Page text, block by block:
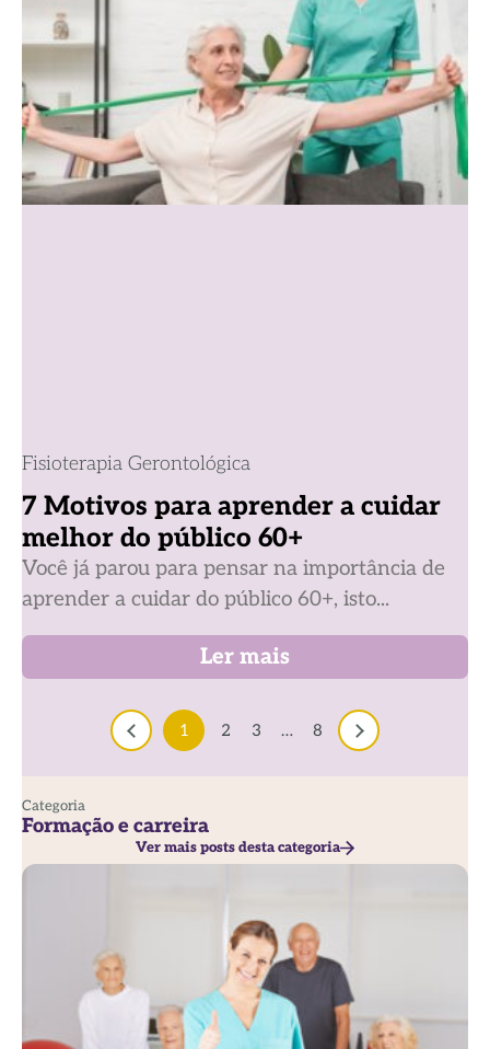
Fisioterapia Gerontológica
7 Motivos para aprender a cuidar
melhor do público 60+
Você já parou para pensar na importância de
aprender a cuidar do público 60+, isto...
Ler mais
1 2 3 … 8
Categoria
Formação e carreira
Ver mais posts desta categoria